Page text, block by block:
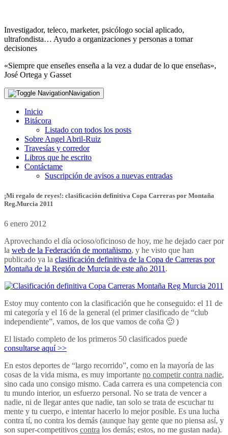
Investigador, teleco, marketer, psicólogo social aplicado,
ultrafondista… Ayudo a organizaciones y personas a tomar
decisiones
«Siempre que enseñes enseña a la vez a dudar de lo que enseñas»,
José Ortega y Gasset
Navigation
Inicio
Bitácora
Listado con todos los posts
Sobre Angel Abril-Ruiz
Travesías y corredor
Libros que he escrito
Contáctame
Suscripción de avisos a nuevas entradas
¡Mi regalo de reyes!: clasificación definitiva Copa Carreras por Montaña
Reg.Murcia 2011
6 enero 2012
Aprovechando el día ocioso/oficinoso de hoy, me he dejado caer por
la web de la Federación de montañismo, y he visto que han
publicado ya la clasificación definitiva de la Copa de Carreras por
Montaña de la Región de Murcia de este año 2011 .
Estoy muy contento con la clasificación que he conseguido: el 11 de
mi categoría y el 16 de la general (el primer clasificado de “club
independiente”, vamos, de los que vamos de coña 🙂 )
El listado completo de los primeros 50 clasificados puede
consultarse aquí >>
En estos deportes de “largo recorrido”, como en la mayoría de las
cosas de la vida misma, es muy importante no competir contra nadie,
sino cada uno consigo mismo. Cada carrera es una competencia con
tu mundo interior, un esfuerzo personal. No se trata de vencer a
nadie, ni de llegar antes que nadie, tan solo se trata de escuchar tu
mente y tu cuerpo, e intentar hacerlo lo mejor posible. Es una lucha
contra tí, no contra los demás (aunque hay gente que no piensa así, y
son super-competitivos contra los demás; estos, no me gustan nada).